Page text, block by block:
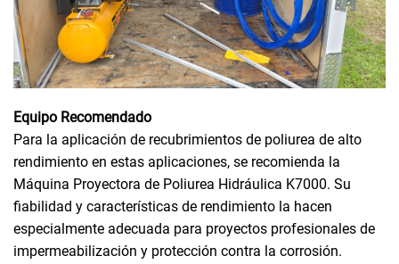
Equipo Recomendado
Para la aplicación de recubrimientos de poliurea de alto
rendimiento en estas aplicaciones, se recomienda la
Máquina Proyectora de Poliurea Hidráulica K7000. Su
fiabilidad y características de rendimiento la hacen
especialmente adecuada para proyectos profesionales de
impermeabilización y protección contra la corrosión.